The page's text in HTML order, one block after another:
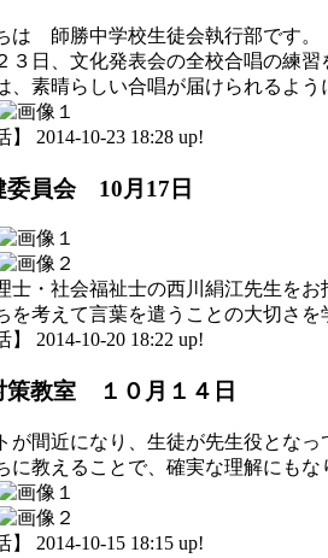
は 師勝中学校生徒会執行部です。
日、文化発表会の全校合唱の練習
、素晴らしい合唱が届けられるよう
】 2014-10-23 18:28 up!
委員会 10月17日
・社会福祉士の西川絹江先生をお
を考えて言葉を遣うことの大切さを
】 2014-10-20 18:22 up!
策教室 １０月１４日
が間近になり、生徒が先生役とな
に教えることで、確実な理解にもな
】 2014-10-15 18:15 up!